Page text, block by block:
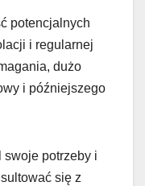
potencjalnych
i regularnej
dużo
i późniejszego
swoje potrzeby i
się z